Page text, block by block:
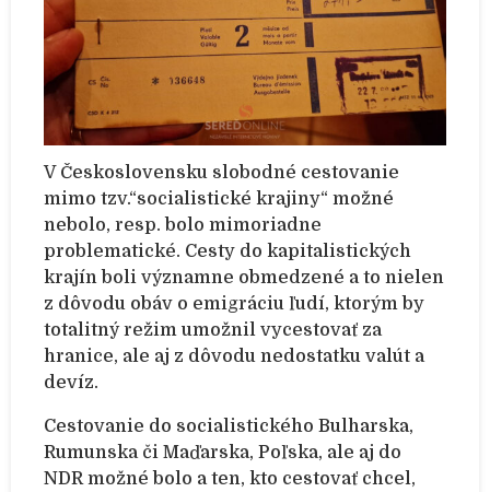
V Československu slobodné cestovanie
mimo tzv.“socialistické krajiny“ možné
nebolo, resp. bolo mimoriadne
problematické. Cesty do kapitalistických
krajín boli významne obmedzené a to nielen
z dôvodu obáv o emigráciu ľudí, ktorým by
totalitný režim umožnil vycestovať za
hranice, ale aj z dôvodu nedostatku valút a
devíz.
Cestovanie do socialistického Bulharska,
Rumunska či Maďarska, Poľska, ale aj do
NDR možné bolo a ten, kto cestovať chcel,